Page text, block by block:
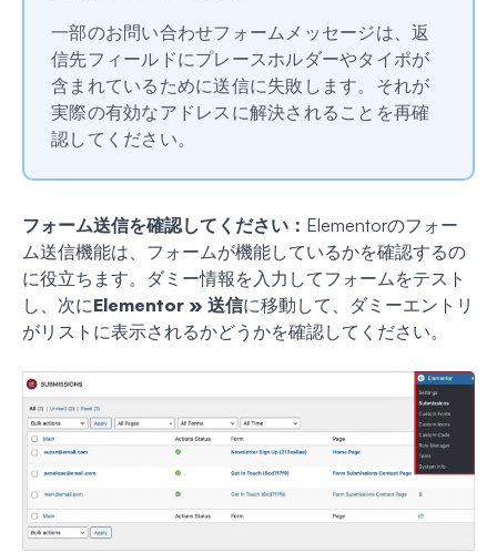
一部のお問い合わせフォームメッセージは、返
信先フィールドにプレースホルダーやタイポが
含まれているために送信に失敗します。それが
実際の有効なアドレスに解決されることを再確
認してください。
フォーム送信を確認してください： Elementorのフォー
ム送信機能は、フォームが機能しているかを確認するの
に役立ちます。ダミー情報を入力してフォームをテスト
し、次にElementor » 送信に移動して、ダミーエントリ
がリストに表示されるかどうかを確認してください。